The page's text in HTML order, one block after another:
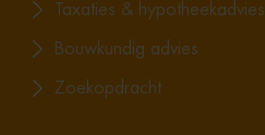
Taxaties & hypotheekadvies
Bouwkundig advies
Zoekopdracht